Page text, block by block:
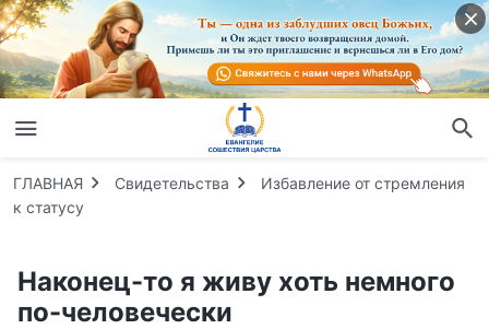
ГЛАВНАЯ Свидетельства
Избавление от стремления
к статусу
Наконец-то я живу хоть немного
по-человечески